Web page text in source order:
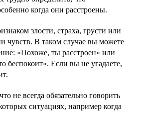
когда они расстроены.
злости, страха, грусти или
чувств. В таком случае вы можете
«Похоже, ты расстроен» или
беспокоит». Если вы не угадаете,
не всегда обязательно говорить
ситуациях, например когда